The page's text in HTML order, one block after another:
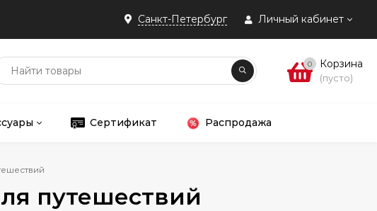
Санкт-Петербург Личный кабинет
0 Корзина
(пусто)
Сертификат Распродажа
путешествий